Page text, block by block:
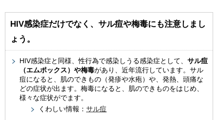
HIV感染症だけでなく、サル痘や梅毒にも注意しまし
ょう。
HIV感染症と同様、性行為で感染しうる感染症として、 サル痘
（エムポックス）や梅毒があり、近年流行しています。サル
痘になると、肌のできもの（発疹や水疱）や、発熱、頭痛な
どの症状が出ます。梅毒になると、肌のできものをはじめ、
様々な症状がでます。
くわしい情報： サル痘